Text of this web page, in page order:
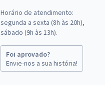
Horário de atendimento:
segunda a sexta (8h às 20h),
sábado (9h às 13h).
Foi aprovado?
Envie-nos a sua história!